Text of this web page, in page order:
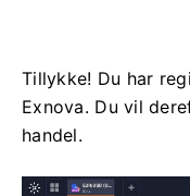
Tillykke! Du har
Exnova. Du vil
handel.